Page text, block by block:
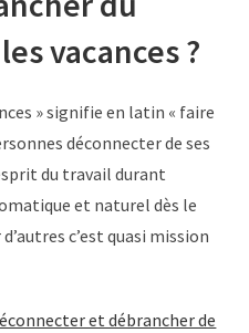
vacances ?
» signifie en latin « faire
déconnecter de ses
du travail durant
et naturel dès le
c’est quasi mission
et débrancher de